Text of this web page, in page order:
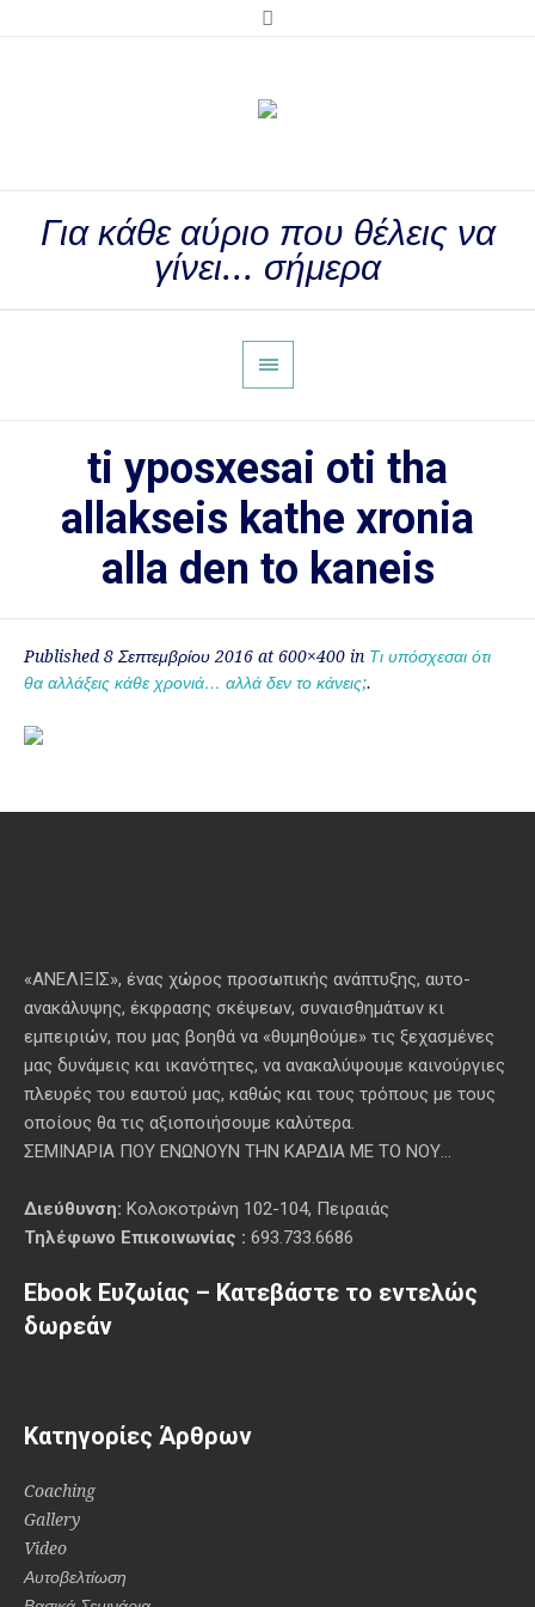
Για κάθε αύριο που θέλεις να
γίνει... σήμερα
ti yposxesai oti tha
allakseis kathe xronia
alla den to kaneis
Published 8 Σεπτεμβρίου 2016 at 600×400 in Τι υπόσχεσαι ότι
θα αλλάξεις κάθε χρονιά… αλλά δεν το κάνεις;.
«ΑΝΕΛΙΞΙΣ», ένας χώρος προσωπικής ανάπτυξης, αυτo-
ανακάλυψης, έκφρασης σκέψεων, συναισθημάτων κι
εμπειριών, που μας βοηθά να «θυμηθούμε» τις ξεχασμένες
μας δυνάμεις και ικανότητες, να ανακαλύψουμε καινούργιες
πλευρές του εαυτού μας, καθώς και τους τρόπους με τους
οποίους θα τις αξιοποιήσουμε καλύτερα.
ΣΕΜΙΝΑΡΙΑ ΠΟΥ ΕΝΩΝΟΥΝ ΤΗΝ ΚΑΡΔΙΑ ΜΕ ΤΟ ΝΟΥ...
Διεύθυνση:Κολοκοτρώνη 102-104, Πειραιάς
Τηλέφωνο Επικοινωνίας : 693.733.6686
Ebook Ευζωίας – Κατεβάστε το εντελώς
δωρεάν
Κατηγορίες Άρθρων
Coaching
Gallery
Video
Αυτοβελτίωση